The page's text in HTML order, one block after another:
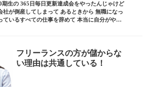
期生の 365日毎日更新達成会をやったんじゃけど
社が倒産してしまって あるときから 無職になっ
ているすべての仕事を辞めて 本当に自分がやり
フリーランスの方が儲からな
い理由は共通している！